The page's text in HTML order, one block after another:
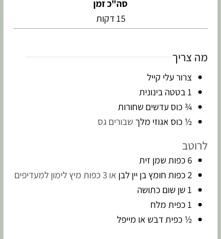
סה"כ זמן
15 דקות
מה צריך
צרור עלי קייל
1בטטה בינונית
¾ כוסעדשים שחורות
½ כוס אגוזי מלך שבורים גס
לרוטב
6 כפותשמן זית
2כפותחומץ בן יין לבן או 3 כפות מיץ לימון למעדיפים
1 שן שום כתושה
1 כפיתמלח
½ כפיתדבש או מייפל